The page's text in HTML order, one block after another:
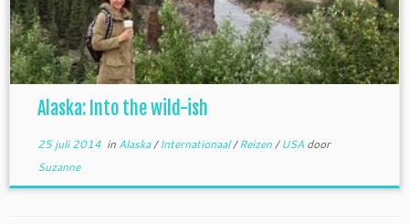
Alaska: Into the wild-ish
25 juli 2014in Alaska/Internationaal/Reizen/USA door
Suzanne